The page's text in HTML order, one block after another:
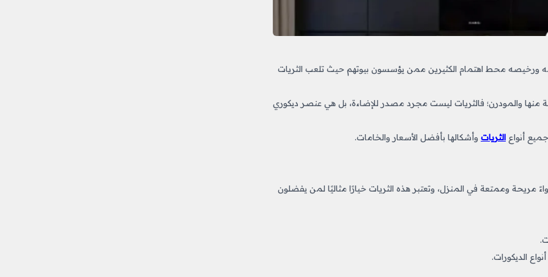
ورخيصه​ محط اهتمام الكثيرين ممن يؤسسون بيوتهم حيث تلعب الثريات
منها والمودرن؛ فالثريات ليست مجرد مصدر للإضاءة، بل هي عنصر ديكوري
أنواع الثريات وأشكالها بأفضل الأسعار والخامات.
مريحة وممتعة في المنزل، وتعتبر هذه الثريات خيارًا مثاليًا لمن يفضلون
الديكورات.